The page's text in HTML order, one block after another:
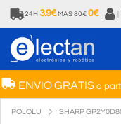
24H 3.9€ MAS 80€ 0€
ENVIO GRATISa
POLOLU SHARP